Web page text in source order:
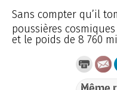
Sans compter qu’il
poussières
et le poids de 8 760